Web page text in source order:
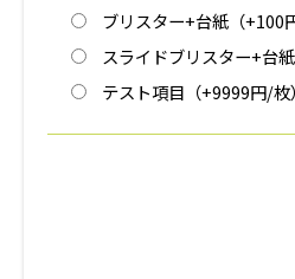
ブリスター+台紙（+100
スライドブリスター+台
テスト項目（+9999円/枚）